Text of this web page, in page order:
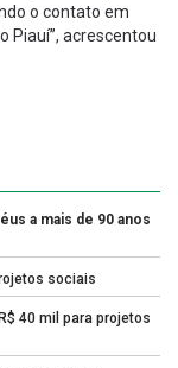
o contato em
Piauí”, acrescentou
a mais de 90 anos
sociais
40 mil para projetos